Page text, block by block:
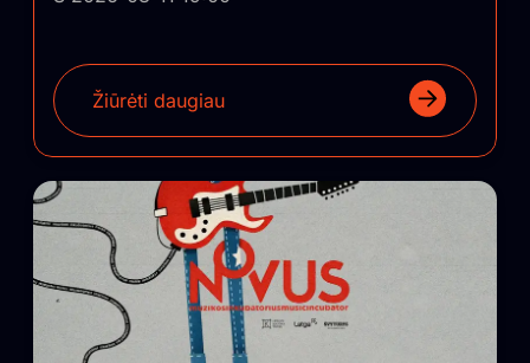
Žiūrėti daugiau